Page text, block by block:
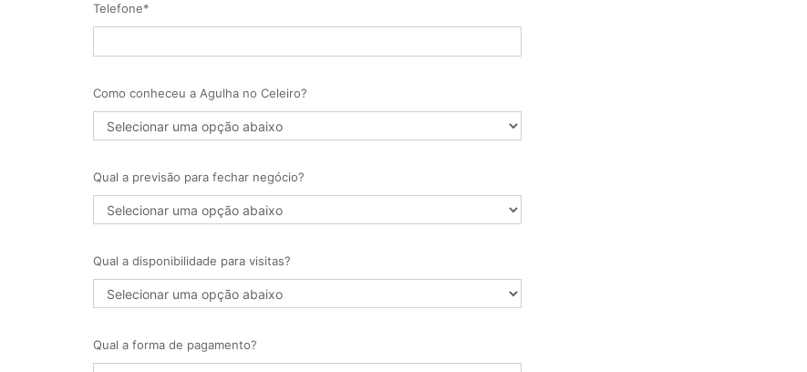
Telefone*
Como conheceu a Agulha no Celeiro?
Qual a previsão para fechar negócio?
Qual a disponibilidade para visitas?
Qual a forma de pagamento?